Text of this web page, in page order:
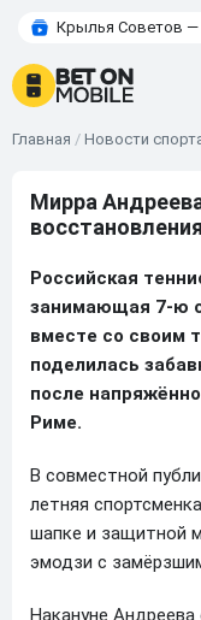
Крылья Советов —
Главная / Новости
Мирра
Российская
занимающая 7-ю
вместе со своим
поделилась
после
Риме.
В совместной
летняя
шапке и защитной
эмодзи с
Накануне